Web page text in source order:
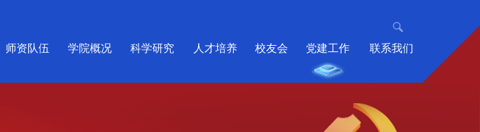
师资队伍 学院概况 科学研究 人才培养 校友会 党建工作 联系我们